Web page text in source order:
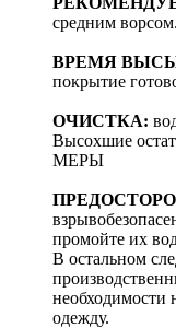
средним ворсом.
ВРЕМЯ
покрытие
ОЧИСТКА:
Высохшие
МЕРЫ
промойте их
В остальном
необходимости
одежду.